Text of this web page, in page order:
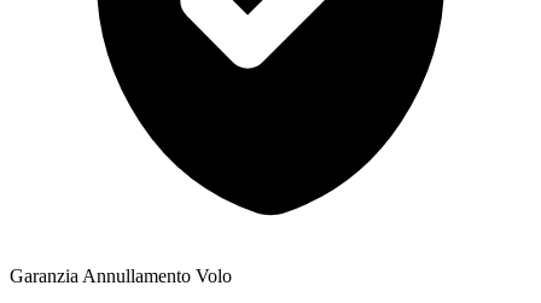
Garanzia Annullamento Volo